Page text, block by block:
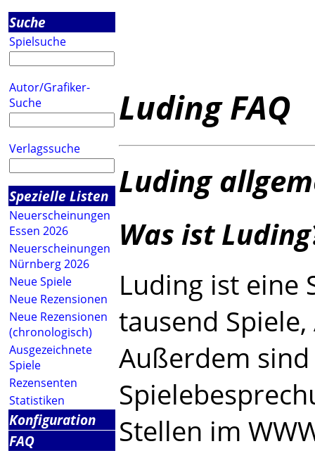
Suche
Spielsuche
Autor/Grafiker-
Suche
Verlagssuche
Spezielle Listen
Neuerscheinungen
Essen 2026
Neuerscheinungen
Nürnberg 2026
Neue Spiele
Neue Rezensionen
Neue Rezensionen
(chronologisch)
Ausgezeichnete
Spiele
Rezensenten
Statistiken
Konfiguration
FAQ
Luding FAQ
Luding
Was ist
Luding ist eine
tausend
Außerdem
Stellen im